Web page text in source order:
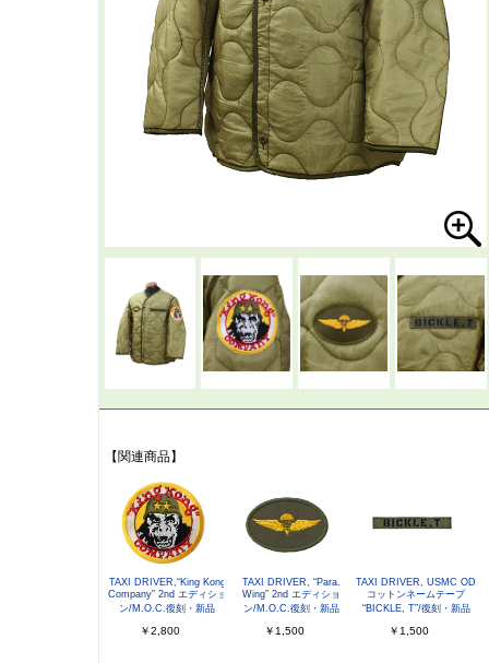
【関連商品】
TAXI DRIVER,“King Kong
Company” 2nd エディショ
ン/M.O.C.復刻・新品
￥2,800
TAXI DRIVER, “Para.
Wing” 2nd エディショ
ン/M.O.C.復刻・新品
￥1,500
TAXI DRIVER, USMC OD
コットンネームテープ
“BICKLE, T”/復刻・新品
￥1,500